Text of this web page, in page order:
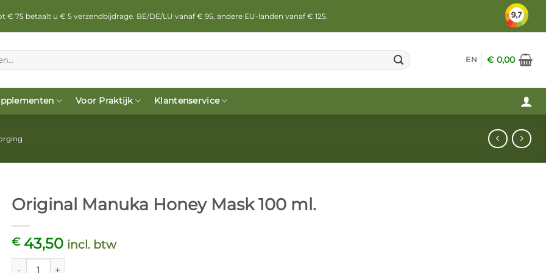
75 betaalt u € 5 verzendbijdrage. BE/DE/LU vanaf € 95, andere EU-landen vanaf € 125.
EN €0,00
Voor Praktijk Klantenservice
Original Manuka Honey Mask 100 ml.
€43,50 incl. btw
Original Manuka Honey Mask 100 ml. aantal